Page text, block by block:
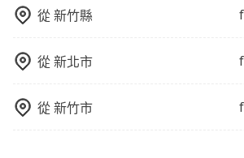
有Booking.com、Agoda.com、
Expedia.com、Trip.com等。正常來
完後預定就完成，事先不用電話確認空
告知付款完畢，一切都能在網路上操
賣的現象，便有可能到了現場卻沒房
從新竹縣
從新北市
從新竹市